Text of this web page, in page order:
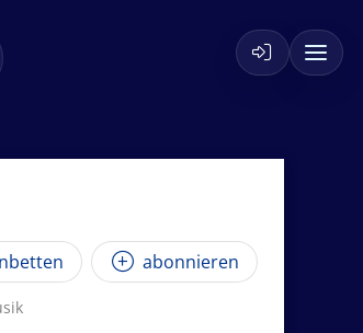
abonnieren